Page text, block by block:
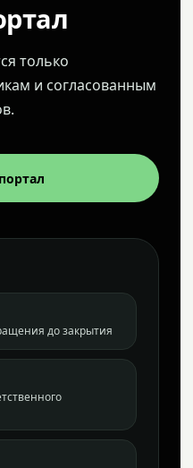
только
и согласованным
до закрытия